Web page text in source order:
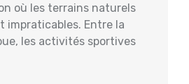
où les terrains naturels
impraticables. Entre la
les activités sportives